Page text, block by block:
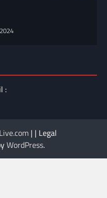
:
| | Legal
WordPress.